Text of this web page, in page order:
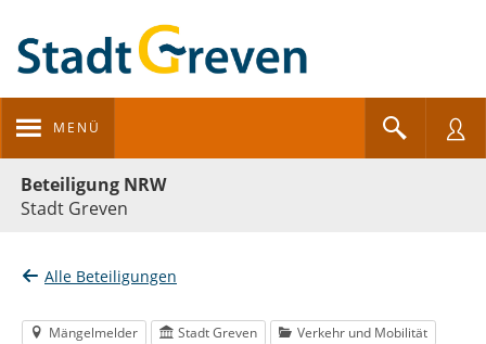
MENÜ
Beteiligung NRW
Stadt Greven
Alle Beteiligungen
Mängelmelder Stadt Greven Verkehr und Mobilität